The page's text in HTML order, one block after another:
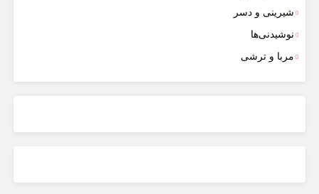
شیرینی و دسر
نوشیدنی‌ها
مربا و ترشی